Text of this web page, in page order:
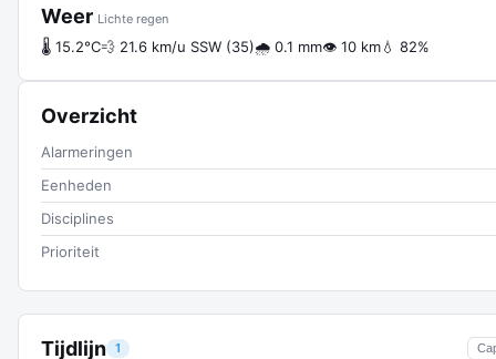
Tijdlijn 1
Weer Lichte regen
🌡 15.2°C💨 21.6 km/u SSW (35)🌧 0.1 mm👁 10 km💧 82%
Overzicht
Alarmeringen
Eenheden
Disciplines
Prioriteit